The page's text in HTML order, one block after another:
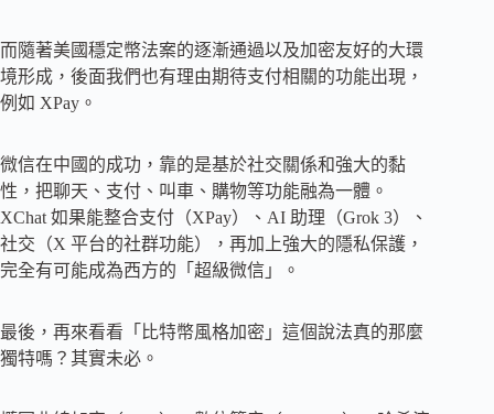
而隨著美國穩定幣法案的逐漸通過以及加密友好的大環
境形成，後面我們也有理由期待支付相關的功能出現，
例如 XPay。
微信在中國的成功，靠的是基於社交關係和強大的黏
性，把聊天、支付、叫車、購物等功能融為一體。
XChat 如果能整合支付（XPay）、AI 助理（Grok 3）、
社交（X 平台的社群功能），再加上強大的隱私保護，
完全有可能成為西方的「超級微信」。
最後，再來看看「比特幣風格加密」這個說法真的那麼
獨特嗎？其實未必。